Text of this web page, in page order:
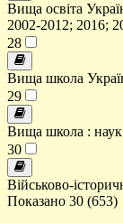
Вища освіта
2002-2012; 2016;
28
Вища школа
29
Вища школа :
30
Військово-
Показано 30 (653)